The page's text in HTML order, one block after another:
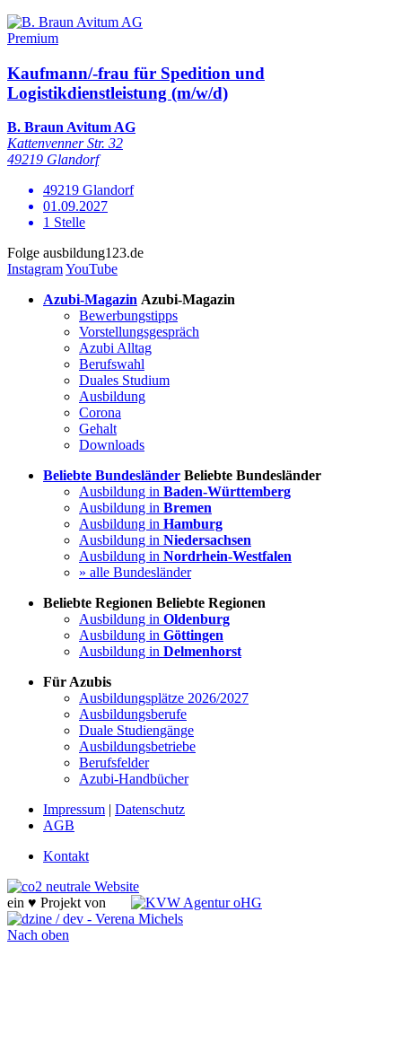
Premium
Kaufmann/-frau für Spedition und
Logistikdienstleistung (m/w/d)
B. Braun Avitum AG
Kattenvenner Str. 32
49219 Glandorf
49219 Glandorf
01.09.2027
1 Stelle
Folge ausbildung123.de
InstagramYouTube
Azubi-Magazin Azubi-Magazin
Bewerbungstipps
Vorstellungsgespräch
Azubi Alltag
Berufswahl
Duales Studium
Ausbildung
Corona
Gehalt
Downloads
Beliebte Bundesländer Beliebte Bundesländer
Ausbildung in Baden-Württemberg
Ausbildung in Bremen
Ausbildung in Hamburg
Ausbildung in Niedersachsen
Ausbildung in Nordrhein-Westfalen
» alle Bundesländer
Beliebte Regionen Beliebte Regionen
Ausbildung in Oldenburg
Ausbildung in Göttingen
Ausbildung in Delmenhorst
Für Azubis
Ausbildungsplätze 2026/2027
Ausbildungsberufe
Duale Studiengänge
Ausbildungsbetriebe
Berufsfelder
Azubi-Handbücher
Impressum | Datenschutz
AGB
Kontakt
ein ♥ Projekt von
Nach oben